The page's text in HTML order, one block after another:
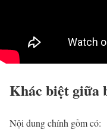
Khác biệt giữa
Nội dung chính gồm có: